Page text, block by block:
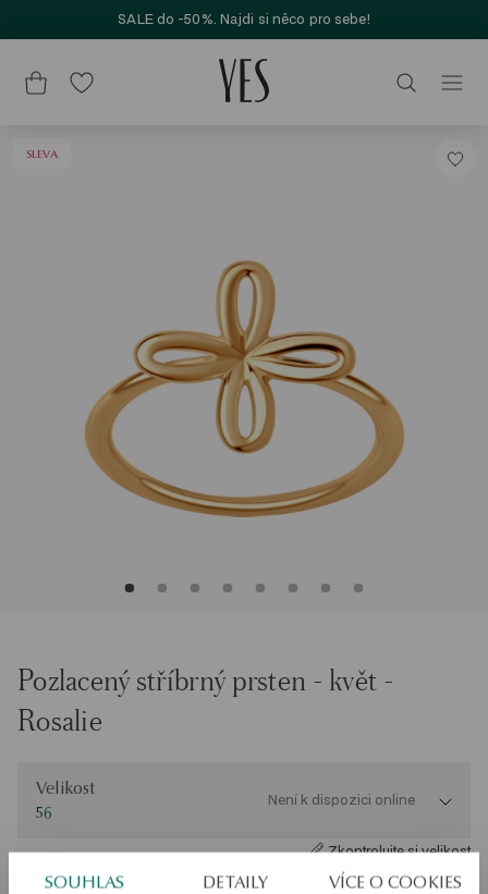
SOUHLAS DETAILY VÍCE O COOKIES
SALE do -50%. Najdi si něco pro sebe!
SLEVA
Pozlacený stříbrný prsten - květ -
Rosalie
Velikost
56
Není k dispozici online
Zkontrolujte si velikost